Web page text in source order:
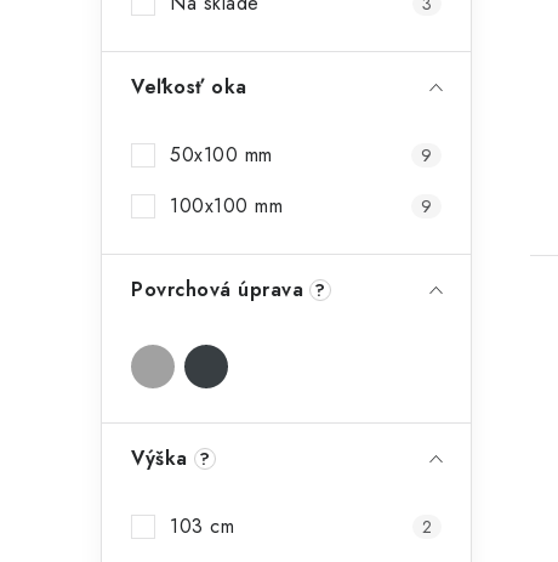
Veľkosť oka
50x100 mm 9
100x100 mm 9
Povrchová úprava ?
Výška ?
103 cm 2